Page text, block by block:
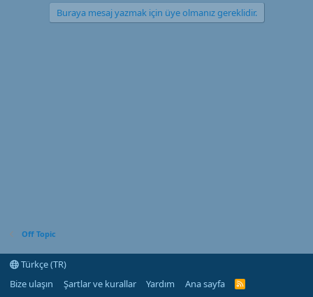
Buraya mesaj yazmak için üye olmanız gereklidir.
Off Topic
Türkçe (TR)
Bize ulaşın
Şartlar ve kurallar Yardım Ana sayfa
R